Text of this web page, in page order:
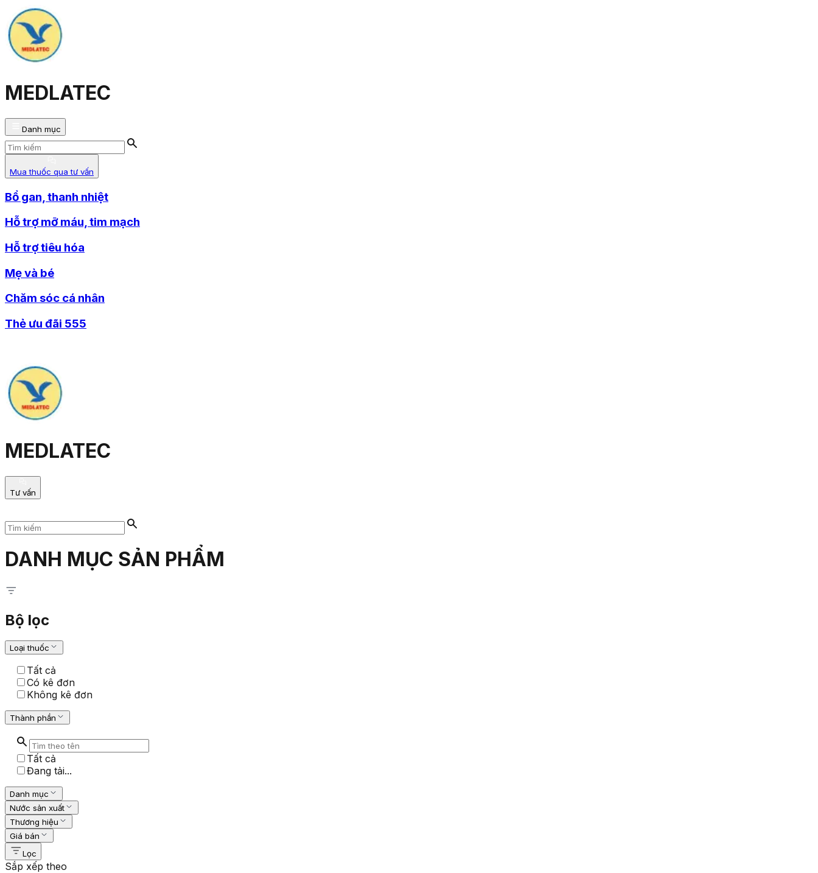
MEDLATEC
Danh mục
Mua thuốc qua tư vấn
Bổ gan, thanh nhiệt
Hỗ trợ mỡ máu, tim mạch
Hỗ trợ tiêu hóa
Mẹ và bé
Chăm sóc cá nhân
Thẻ ưu đãi 555
MEDLATEC
Tư vấn
DANH MỤC SẢN PHẨM
Bộ lọc
Loại thuốc
Tất cả
Có kê đơn
Không kê đơn
Thành phần
Tất cả
Đang tải...
Danh mục
Nước sản xuất
Thương hiệu
Giá bán
Lọc
Sắp xếp theo